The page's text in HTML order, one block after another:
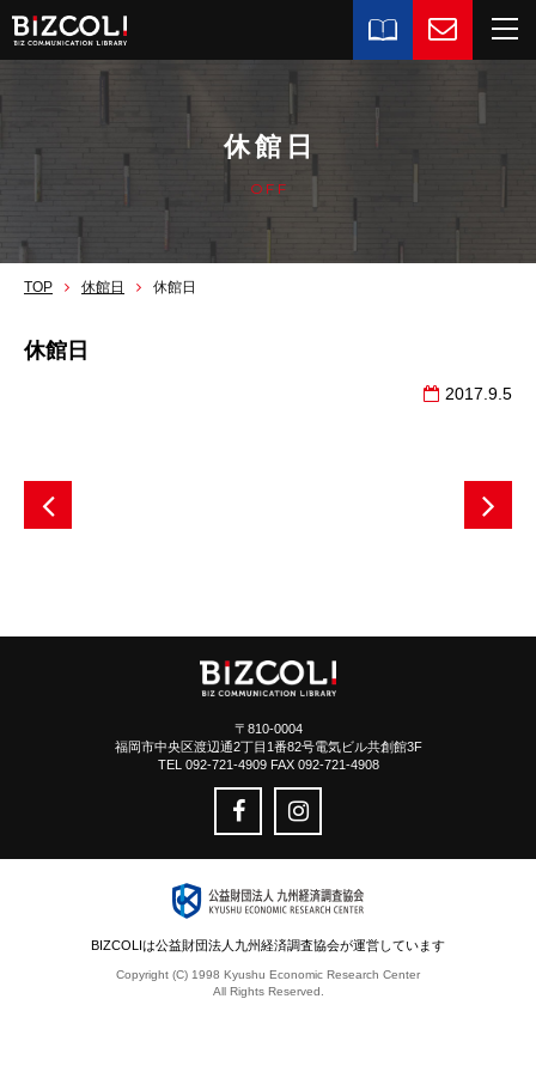
休館日
OFF
TOP 休館日 休館日
休館日
2017.9.5
〒810-0004
福岡市中央区渡辺通2丁目1番82号電気ビル共創館3F
TEL 092-721-4909 FAX 092-721-4908
BIZCOLIは公益財団法人九州経済調査協会が運営しています
Copyright (C) 1998 Kyushu Economic Research Center
All Rights Reserved.